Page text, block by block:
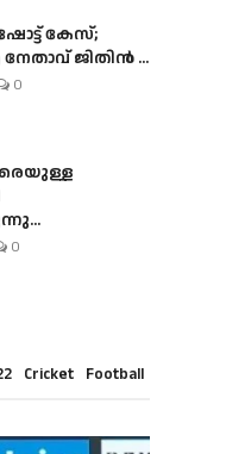
കേസ്;
ജിതിൻ ...
0
0
Cricket Football